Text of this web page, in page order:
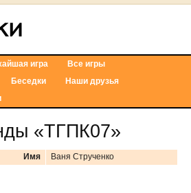
игра
Все игры
Беседки
Наши друзья
«ТГПК07»
Имя Ваня Струченко